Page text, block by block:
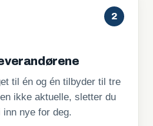
2
til én og én tilbyder til tre
ikke aktuelle, sletter du
nye for deg.